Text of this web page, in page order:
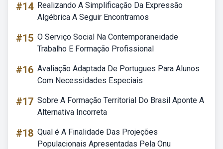
#14 Realizando A Simplificação Da Expressão
Algébrica A Seguir Encontramos
#15 O Serviço Social Na Contemporaneidade
Trabalho E Formação Profissional
#16 Avaliação Adaptada De Portugues Para Alunos
Com Necessidades Especiais
#17 Sobre A Formação Territorial Do Brasil Aponte A
Alternativa Incorreta
#18 Qual é A Finalidade Das Projeções
Populacionais Apresentadas Pela Onu